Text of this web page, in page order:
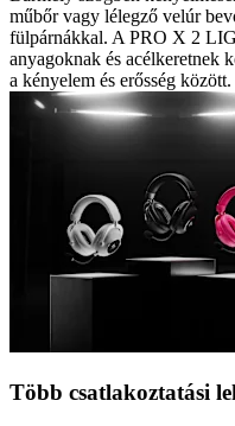
műbőr vagy lélegző velúr
fülpárnákkal. A PRO X 2
anyagoknak és acélkeretnek
a kényelem és erősség között.
Több csatlakoztatási